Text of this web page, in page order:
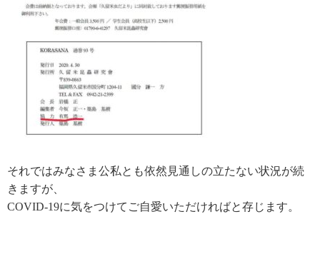
それではみなさま公私とも依然見通しの立たない状況が続
きますが、
COVID-19に気をつけてご自愛いただければと存じます。